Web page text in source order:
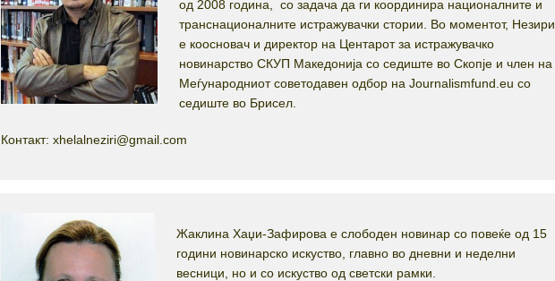
од 2008 година, со задача да ги координира националните и
транснационалните истражувачки стории. Во моментот, Незири
е коосновач и директор на Центарот за истражувачко
новинарство СКУП Македонија со седиште во Скопје и член на
Меѓународниот советодавен одбор на Journalismfund.eu со
седиште во Брисел.
Контакт: xhelalneziri@gmail.com
Жаклина Хаџи-Зафирова е слободен новинар со повеќе од 15
години новинарско искуство, главно во дневни и неделни
весници, но и со искуство од светски рамки.